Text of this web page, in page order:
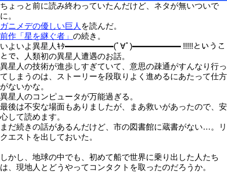
ちょっと前に読み終わっていたんだけど、ネタが無いついで
に。
ガニメデの優しい巨人 を読んだ。
前作「星を継ぐ者」 の続き。
いよいよ異星人ｷﾀ━━━━━━(ﾟ∀ﾟ)━━━━━━ !!!!!というこ
とで、人類初の異星人遭遇のお話。
異星人の技術が進歩しすぎていて、意思の疎通がすんなり行っ
てしまうのは、ストーリーを段取りよく進めるにあたって仕方
がないかな。
異星人のコンピュータが万能過ぎる。
最後は不安な場面もありましたが、まあ救いがあったので、安
心して読めます。
まだ続きの話があるんだけど、市の図書館に蔵書がない…。リ
クエストを出しておいた。
しかし、地球の中でも、初めて船で世界に乗り出した人たち
は、現地人とどうやってコンタクトを取ったのだろうか。